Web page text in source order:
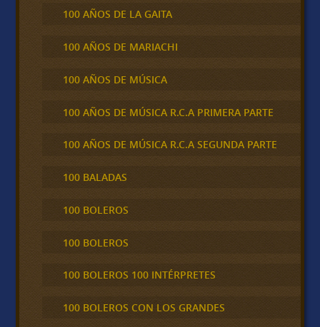
100 AÑOS DE LA GAITA
100 AÑOS DE MARIACHI
100 AÑOS DE MÚSICA
100 AÑOS DE MÚSICA R.C.A PRIMERA PARTE
100 AÑOS DE MÚSICA R.C.A SEGUNDA PARTE
100 BALADAS
100 BOLEROS
100 BOLEROS
100 BOLEROS 100 INTÉRPRETES
100 BOLEROS CON LOS GRANDES